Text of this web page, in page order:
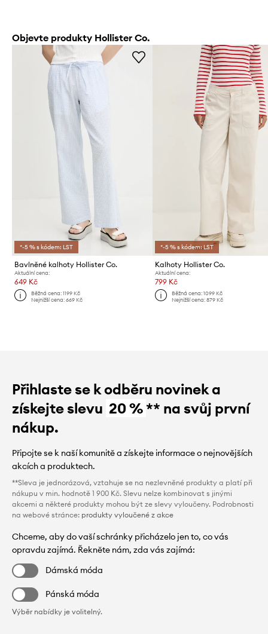
Objevte produkty Hollister Co.
*-5 % s kódem: LST
Bavlněné kalhoty Hollister Co.
Aktuální cena:
649 Kč
Běžná cena:1199 Kč
Nejnižší cena:669 Kč
*-5 % s kódem: LST
Kalhoty Hollister Co.
Aktuální cena:
799 Kč
Běžná cena: 1099 Kč
Nejnižší cena: 879 Kč
Přihlaste se k odběru novinek a
získejte slevu 20 %** na svůj první
nákup.
Připojte se k naší komunitě a získejte informace o nejnovějších
akcích a produktech.
**Sleva je jednorázová, vztahuje se na nezlevněné produkty a platí při
nákupu v min. hodnotě 1 900 Kč. Slevu nelze kombinovat s jinými
akcemi a některé produkty mohou být ze slevy vyloučeny. Podrobnosti
na webové stránce: produkty vyloučené z akce
Chceme, aby do vaší schránky přicházelo jen to, co vás
opravdu zajímá. Řekněte nám, zda vás zajímá:
Dámská móda
Pánská móda
Výběr nabídky je volitelný.